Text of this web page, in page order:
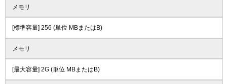
メモリ
[標準容量] 256 (単位 MBまたはB)
メモリ
[最大容量] 2G (単位 MBまたはB)